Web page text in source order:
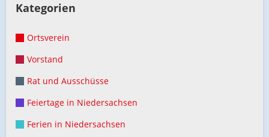
Kategorien
Ortsverein
Vorstand
Rat und Ausschüsse
Feiertage in Niedersachsen
Ferien in Niedersachsen